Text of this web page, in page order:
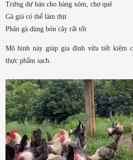
Trứng dư bán cho hàng xóm, chợ quê
Gà già có thể làm thịt
Phân gà dùng bón cây rất tốt
Mô hình này giúp gia đình vừa tiết kiệm
thực phẩm sạch.